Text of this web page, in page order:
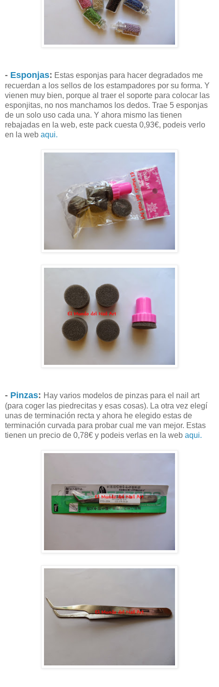
- Esponjas: Estas esponjas para hacer degradados me
recuerdan a los sellos de los estampadores por su forma. Y
vienen muy bien, porque al traer el soporte para colocar las
esponjitas, no nos manchamos los dedos. Trae 5 esponjas
de un solo uso cada una. Y ahora mismo las tienen
rebajadas en la web, este pack cuesta 0,93€, podeis verlo
en la web aqui.
- Pinzas: Hay varios modelos de pinzas para el nail art
(para coger las piedrecitas y esas cosas). La otra vez elegí
unas de terminación recta y ahora he elegido estas de
terminación curvada para probar cual me van mejor. Estas
tienen un precio de 0,78€ y podeis verlas en la web aqui.